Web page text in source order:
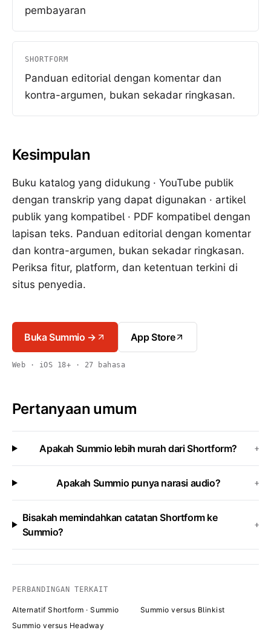
pembayaran
SHORTFORM
Panduan editorial dengan komentar dan
kontra-argumen, bukan sekadar ringkasan.
Kesimpulan
Buku katalog yang didukung · YouTube publik
dengan transkrip yang dapat digunakan · artikel
publik yang kompatibel · PDF kompatibel dengan
lapisan teks. Panduan editorial dengan komentar
dan kontra-argumen, bukan sekadar ringkasan.
Periksa fitur, platform, dan ketentuan terkini di
situs penyedia.
Buka Summio → App Store
Web · iOS 18+ · 27 bahasa
Pertanyaan umum
Apakah Summio lebih murah dari Shortform? +
Apakah Summio punya narasi audio? +
Bisakah memindahkan catatan Shortform ke
Summio?
+
PERBANDINGAN TERKAIT
Alternatif Shortform · Summio
Summio versus Blinkist
Summio versus Headway